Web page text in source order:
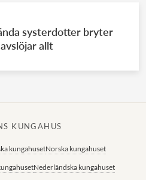
systerdotter bryter
allt
KUNGAHUS
kungahusetNorska kungahuset
Nederländska kungahuset